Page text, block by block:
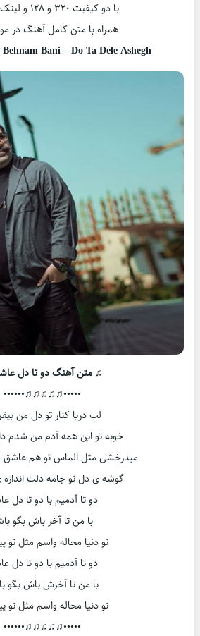
با دو کیفیت ۳۲۰ و ۱۲۸ و لینک مستقیم
همراه با متن کامل آهنگ در
Bani – Do Ta Dele Ashegh
♫ متن آهنگ دو تا دل
•••••♫♫♫♫♫••••••
لب دریا کنار تو دل من
خوبه تو این همه آدم من شدم
میدرخشی مثل الماس تو هم
گوشه ی دل تو جامه دلت
دو تا آدمیم با دو تا دل
با من تا آخر باش بگو
تو دنیا محاله واسم مثل تو
دو تا آدمیم با دو تا دل
با من تا آخرش باش بگو
تو دنیا محاله واسم مثل تو
•••••♫♫♫♫♫••••••